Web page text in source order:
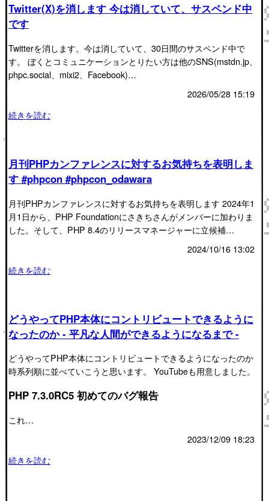
Twitter(X)を消します 今は消していて、サスペンド中
です
Twitterを消します。今は消していて、30日間のサスペンド中で
す。 ぼくとコミュニケーションとりたい方は他のSNS(mstdn.jp、
phpc.social、mixi2、Facebook)…
2026/05/28 15:19
続きを読む
月刊PHPカンファレンスに対するお気持ちを表明しま
す #phpcon #phpcon_odawara
月刊PHPカンファレンスに対するお気持ちを表明します 2024年1
月1日から、PHP Foundationにさきちさんがメンバーに加わりま
した。そして、PHP 8.4のリリースマネージャーに立候補…
2024/10/16 13:02
続きを読む
どうやってPHP本体にコントリビュートできるように
なったのか - 平凡な人間ができるようになるまで -
どうやってPHP本体にコントリビュートできるようになったのか
時系列順に並べていこうと思います。 YouTubeも用意しました。
PHP 7.3.0RC5 初めてのバグ報告
これ…
2023/12/09 18:23
続きを読む